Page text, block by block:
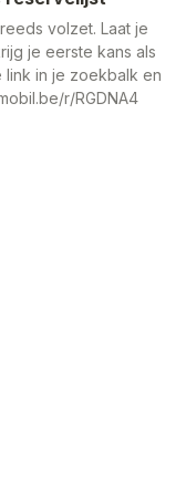
volzet. Laat je
je eerste kans als
link in je zoekbalk en
r/RGDNA4